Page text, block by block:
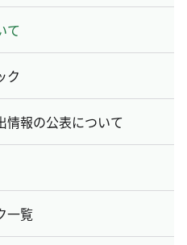
て
ク
情報の公表について
一覧